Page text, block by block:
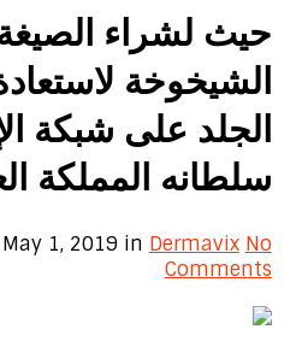
حيث لشراء
الشيخوخة
الجلد على شبكة
سلطانه المملكة
1, 2019 in Dermavix No
Comments